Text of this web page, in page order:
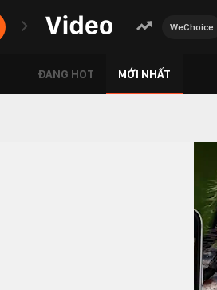
WeChoice
ĐANG HOT MỚI NHẤT